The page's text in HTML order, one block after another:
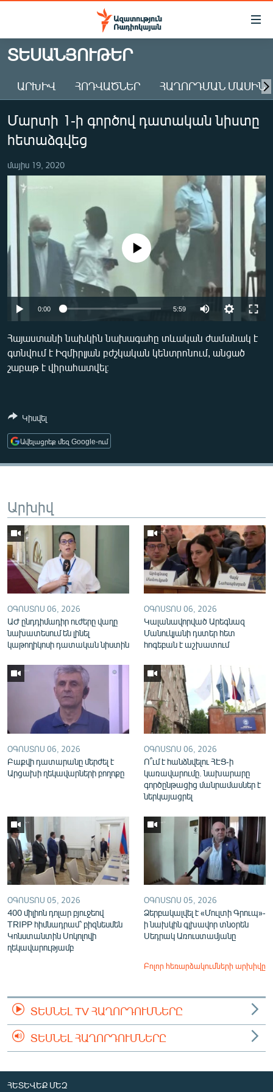
Մատչելիության
Անցնել
հիմնական
Անցնել
հիմնական
մենյուին
Որոնում
ԱԶԱՏՈՒԹՅՈՒՆ TV
ՀԱՅԱՍՏԱՆ
ԸՆՏՐՈՒԹՅՈՒՆՆԵՐ 2026
ՀԱՍԱՐԱԿՈՒԹՅՈՒՆ
ՏՆՏԵՍՈՒԹՅՈՒՆ
ՂԱՐԱԲԱՂ
ՊԱՏԵՐԱԶՄԻ 6 ՇԱԲԱԹՆԵՐԸ
ՏԱՐԱԾԱՇՐՋԱՆ
ՄԻՋԱԶԳԱՅԻՆ
ՄՇԱԿՈՒՅԹ
ՄԵԿՆԱԲԱՆՈՒԹՅՈՒՆ
ՏՏ ԵՒ ԻՆՏԵՐՆԵՏ
ԱՐԽԻՎ
ՏԵՍԱՆՅՈՒԹԵՐ
ՓՈԴՔԱՍԹ
Հայերեն
English
Русский
ՀԵՏԵՎԵՔ ՄԵԶ
«Ազատության» բոլոր կայքերը
ՏԵՍԱՆՅՈՒԹԵՐ
ԱՐԽԻՎ ՀՈԴՎԱԾՆԵՐ ՀԱՂՈՐԴՄԱՆ ՄԱՍԻՆ
Մարտի 1-ի գործով դատական նիստը
հետաձգվեց
մայիս 19, 2020
No media source currently available
0:00 5:59
360p
Հայաստանի նախկին նախագահը տևական ժամանակ է
գտնվում է Իզմիրլյան բժշկական կենտրոնում, անցած
շաբաթ է վիրահատվել։
Կիսվել
Ավելացրեք մեզ Google-ում
Արխիվ
ՕԳՈՍՏՈՍ 06, 2026
ԱԺ ընդդիմադիր ուժերը վաղը
նախատեսում են լինել
կաթողիկոսի դատական նիստին
ՕԳՈՍՏՈՍ 06, 2026
Կալանավորված Արեգնազ
Մանուկյանի դստեր հետ
հոգեբան է աշխատում
ՕԳՈՍՏՈՍ 06, 2026
Բաքվի դատարանը մերժել է
Արցախի ղեկավարների բողոքը
ՕԳՈՍՏՈՍ 06, 2026
Ո՞ւմ է հանձնվելու ՀԷՑ-ի
կառավարումը. նախարարը
գործընթացից մանրամասներ է
ներկայացրել
ՕԳՈՍՏՈՍ 05, 2026
400 միլիոն դոլար բյուջեով
TRIPP հիմնադրամ՝ բիզնեսմեն
Կոնստանտին Սոկոլովի
ղեկավարությամբ
ՕԳՈՍՏՈՍ 05, 2026
Ձերբակալվել է «Մուլտի Գրուպ»-
ի նախկին գլխավոր տնօրեն
Սեդրակ Առուստամյանը
Բոլոր հեռարձակումների արխիվը
ՏԵՍՆԵԼ TV ՀԱՂՈՐԴՈՒՄՆԵՐԸ
ՏԵՍՆԵԼ ՀԱՂՈՐԴՈՒՄՆԵՐԸ
ՀԵՏԵՎԵՔ ՄԵԶ